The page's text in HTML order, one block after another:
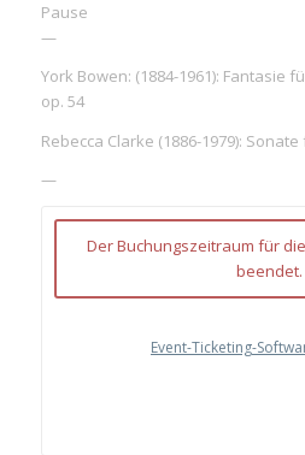
Pause
—
York Bowen: (1884-1961): Fantasie
op. 54
Rebecca Clarke (1886-1979):
—
Der Buchungszeitraum für
beendet.
Event-Ticketing-